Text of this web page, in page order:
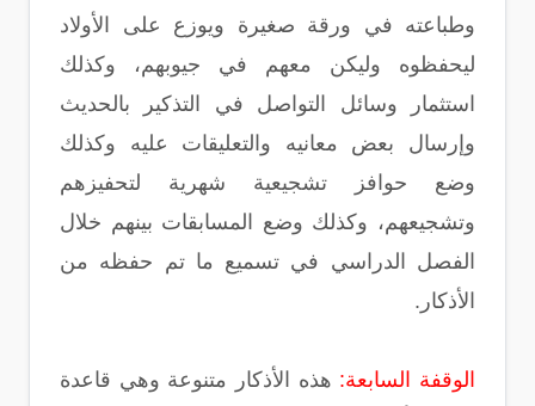
وطباعته في ورقة صغيرة ويوزع على الأولاد
ليحفظوه وليكن معهم في جيوبهم، وكذلك
استثمار وسائل التواصل في التذكير بالحديث
وإرسال بعض معانيه والتعليقات عليه وكذلك
وضع حوافز تشجيعية شهرية لتحفيزهم
وتشجيعهم، وكذلك وضع المسابقات بينهم خلال
الفصل الدراسي في تسميع ما تم حفظه من
الأذكار.
الوقفة السابعة: هذه الأذكار متنوعة وهي قاعدة